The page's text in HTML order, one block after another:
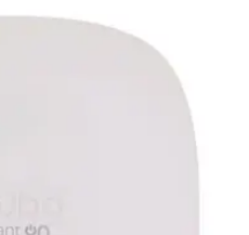
Karriere und